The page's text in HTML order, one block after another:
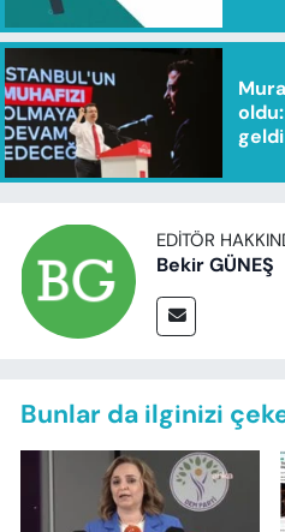
geldi
EDITÖR
Bekir GÜNEŞ
Bunlar da ilginizi